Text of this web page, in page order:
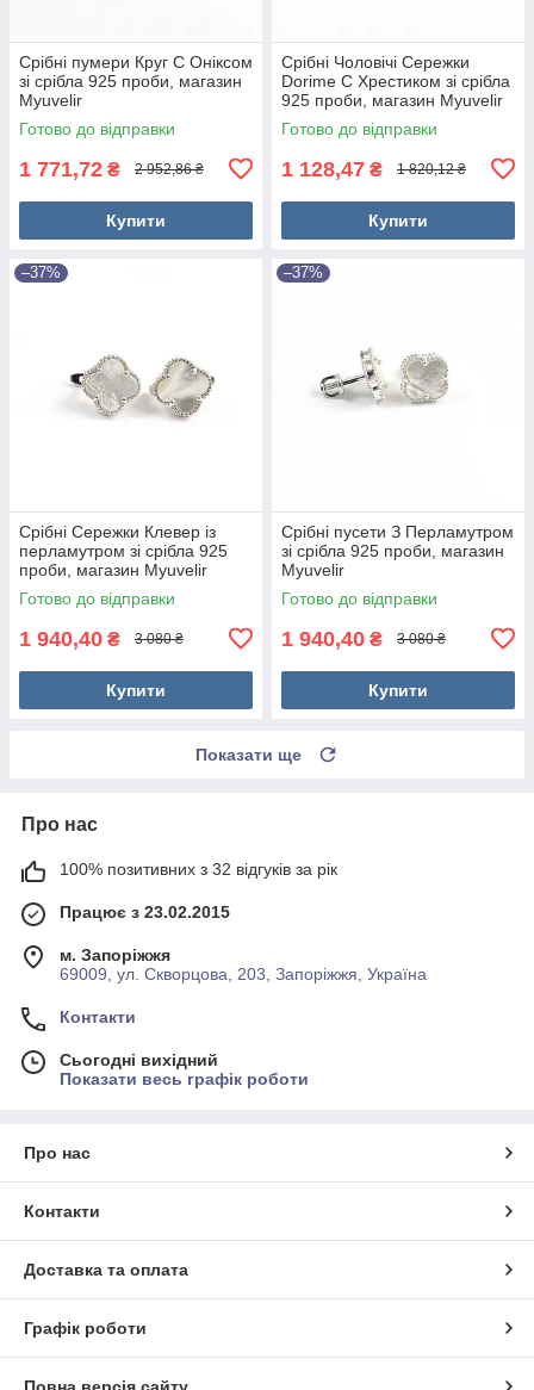
Срібні пумери Круг С Оніксом
зі срібла 925 проби, магазин
Myuvelir
Готово до відправки
1 771,72 ₴ 2 952,86 ₴
Купити
Срібні Чоловічі Сережки
Dorime C Хрестиком зі срібла
925 проби, магазин Myuvelir
Готово до відправки
1 128,47 ₴ 1 820,12 ₴
Купити
–37%
Срібні Сережки Клевер із
перламутром зі срібла 925
проби, магазин Myuvelir
Готово до відправки
1 940,40 ₴ 3 080 ₴
Купити
–37%
Срібні пусети З Перламутром
зі срібла 925 проби, магазин
Myuvelir
Готово до відправки
1 940,40 ₴ 3 080 ₴
Купити
Показати ще
Про нас
100% позитивних з 32 відгуків за рік
Працює з 23.02.2015
м. Запоріжжя
69009, ул. Скворцова, 203, Запоріжжя, Україна
Контакти
Сьогодні вихідний
Показати весь графік роботи
Про нас
Контакти
Доставка та оплата
Графік роботи